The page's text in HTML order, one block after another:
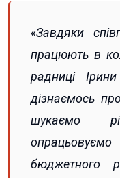
«Завдяки
працюють в
радниці
дізнаємось
шукаємо
бюджетного